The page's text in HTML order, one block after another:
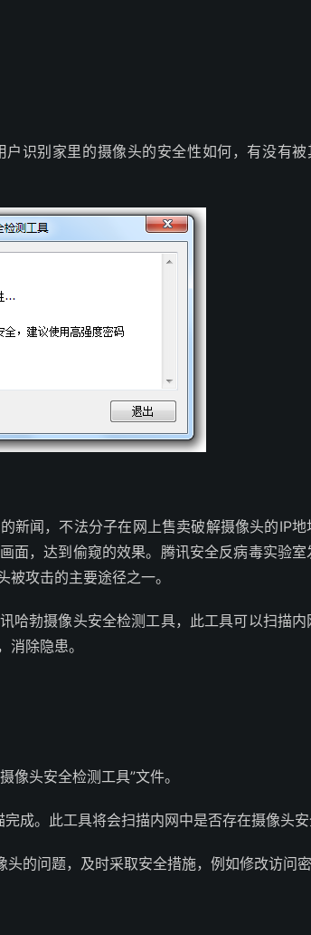
识别家里的摄像头的安全性如何，有没有
闻，不法分子在网上售卖破解摄像头的IP地
面，达到偷窥的效果。腾讯安全反病毒实验室
攻击的主要途径之一。
哈勃摄像头安全检测工具，此工具可以扫描
除隐患。
像头安全检测工具”文件。
成。此工具将会扫描内网中是否存在摄像头安
的问题，及时采取安全措施，例如修改访问密